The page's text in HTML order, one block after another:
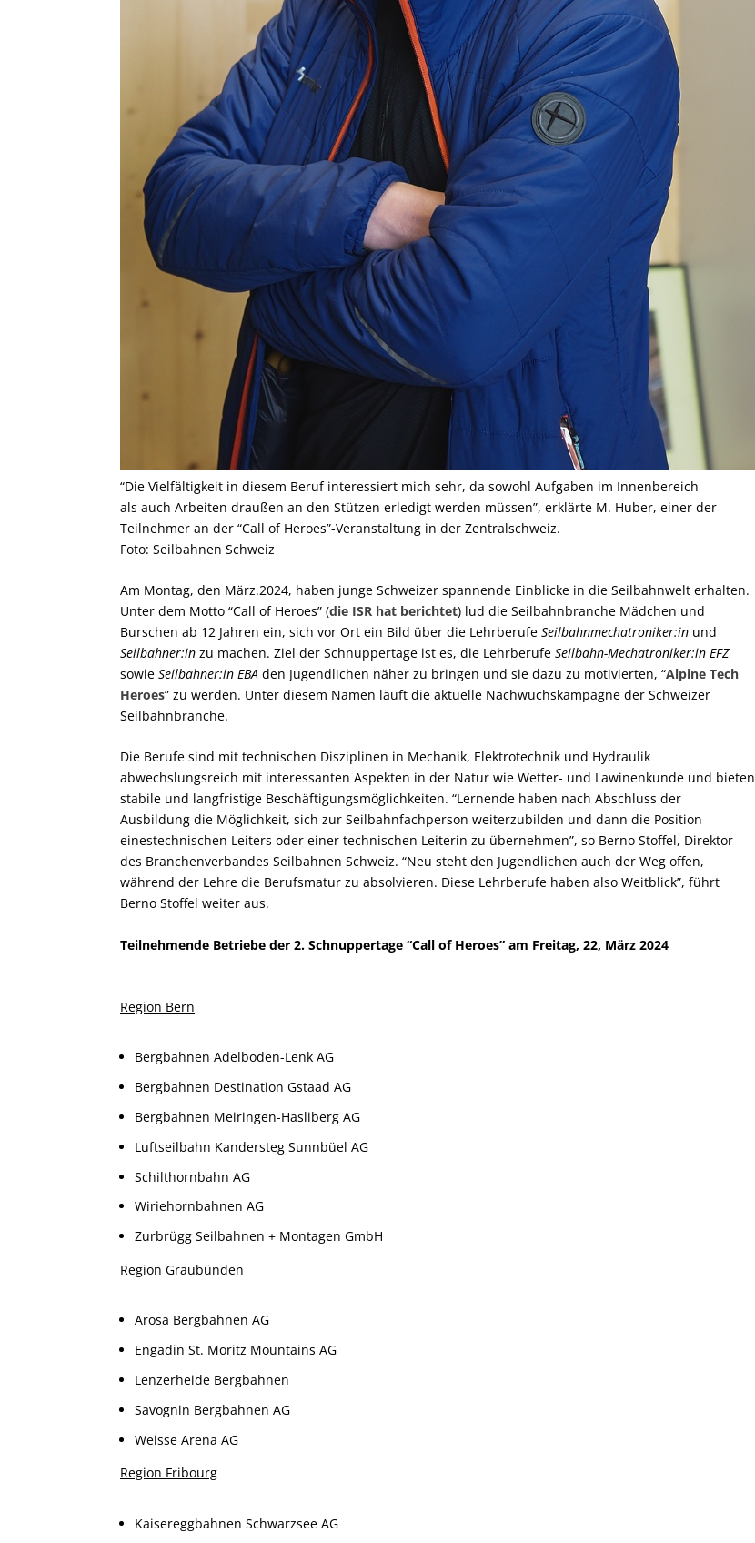
“Die Vielfältigkeit in diesem Beruf interessiert mich sehr, da sowohl Aufgaben im Innenbereich
als auch Arbeiten draußen an den Stützen erledigt werden müssen”, erklärte M. Huber, einer der
Teilnehmer an der “Call of Heroes”-Veranstaltung in der Zentralschweiz.
Foto: Seilbahnen Schweiz
Am Montag, den März.2024, haben junge Schweizer spannende Einblicke in die Seilbahnwelt erhalten.
Unter dem Motto “Call of Heroes” (die ISR hat berichtet) lud die Seilbahnbranche Mädchen und
Burschen ab 12 Jahren ein, sich vor Ort ein Bild über die Lehrberufe Seilbahnmechatroniker:in und
Seilbahner:in zu machen. Ziel der Schnuppertage ist es, die Lehrberufe Seilbahn-Mechatroniker:in EFZ
sowie Seilbahner:in EBA den Jugendlichen näher zu bringen und sie dazu zu motivierten, “Alpine Tech
Heroes” zu werden. Unter diesem Namen läuft die aktuelle Nachwuchskampagne der Schweizer
Seilbahnbranche.
Die Berufe sind mit technischen Disziplinen in Mechanik, Elektrotechnik und Hydraulik
abwechslungsreich mit interessanten Aspekten in der Natur wie Wetter- und Lawinenkunde und bieten
stabile und langfristige Beschäftigungsmöglichkeiten. “Lernende haben nach Abschluss der
Ausbildung die Möglichkeit, sich zur Seilbahnfachperson weiterzubilden und dann die Position
einestechnischen Leiters oder einer technischen Leiterin zu übernehmen”, so Berno Stoffel, Direktor
des Branchenverbandes Seilbahnen Schweiz. “Neu steht den Jugendlichen auch der Weg offen,
während der Lehre die Berufsmatur zu absolvieren. Diese Lehrberufe haben also Weitblick”, führt
Berno Stoffel weiter aus.
Teilnehmende Betriebe der 2. Schnuppertage “Call of Heroes” am Freitag, 22, März 2024
Region Bern
Bergbahnen Adelboden-Lenk AG
Bergbahnen Destination Gstaad AG
Bergbahnen Meiringen-Hasliberg AG
Luftseilbahn Kandersteg Sunnbüel AG
Schilthornbahn AG
Wiriehornbahnen AG
Zurbrügg Seilbahnen + Montagen GmbH
Region Graubünden
Arosa Bergbahnen AG
Engadin St. Moritz Mountains AG
Lenzerheide Bergbahnen
Savognin Bergbahnen AG
Weisse Arena AG
Region Fribourg
Kaisereggbahnen Schwarzsee AG